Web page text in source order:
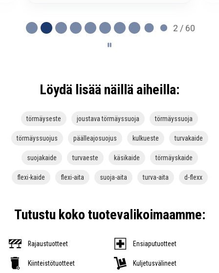
2 / 60
Löydä lisää näillä aiheilla:
törmäyseste joustava törmäyssuoja törmäyssuoja
törmäyssuojus päälleajosuojus kulkueste turvakaide
suojakaide turvaeste käsikaide törmäyskaide
flexi-kaide flexi-aita suoja-aita turva-aita d-flexx
Tutustu koko tuotevalikoimaamme:
Rajaustuotteet Ensiaputuotteet
Kiinteistötuotteet Kuljetusvälineet